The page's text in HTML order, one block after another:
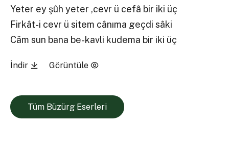
Yeter ey şûh yeter ,cevr ü cefâ bir iki üç
Firkât-i cevr ü sitem cânıma geçdi sâki
Cãm sun bana be-kavli kudema bir iki üç
İndir Görüntüle
Tüm Büzürg Eserleri